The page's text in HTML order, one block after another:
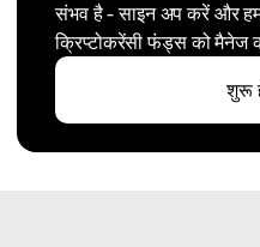
संभव है - साइन अप करें और
क्रिप्टोकरेंसी फंड्स को मैनेज
शुरू